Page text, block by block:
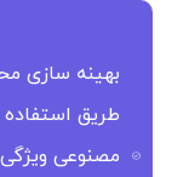
بهینه سازی
طریق
مصنوعی